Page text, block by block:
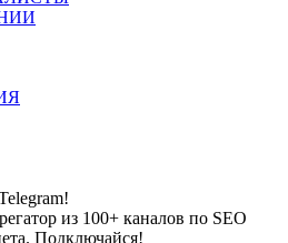
из 100+ каналов по SEO
Подключайся!